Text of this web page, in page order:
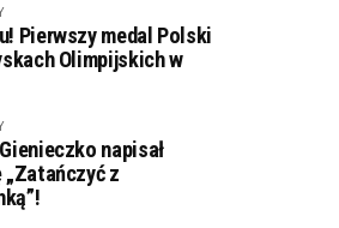
Pierwszy medal Polski
Olimpijskich w
napisał
„Zatańczyć z